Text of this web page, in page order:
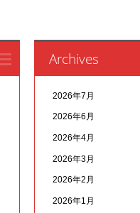
Archives
2026年7月
2026年6月
2026年4月
2026年3月
2026年2月
2026年1月